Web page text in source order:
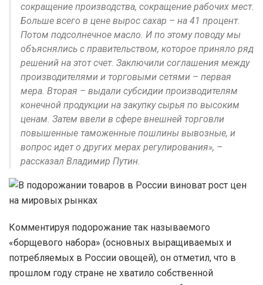
сокращение производства, сокращение рабочих мест.
Больше всего в цене вырос сахар – на 41 процент.
Потом подсолнечное масло. И по этому поводу мы
объяснялись с правительством, которое приняло ряд
решений на этот счет. Заключили соглашения между
производителями и торговыми сетями – первая
мера. Вторая – выдали субсидии производителям
конечной продукции на закупку сырья по высоким
ценам. Затем ввели в сфере внешней торговли
повышенные таможенные пошлины вывозные, и
вопрос идет о других мерах регулирования», –
рассказал Владимир Путин.
Комментируя подорожание так называемого
«борщевого набора» (основных выращиваемых и
потребляемых в России овощей), он отметил, что в
прошлом году стране не хватило собственной